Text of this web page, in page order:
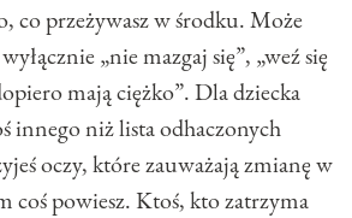
co przeżywasz w środku. Może
„nie mazgaj się”, „weź się
mają ciężko”. Dla dziecka
innego niż lista odhaczonych
oczy, które zauważają zmianę w
coś powiesz. Ktoś, kto zatrzyma